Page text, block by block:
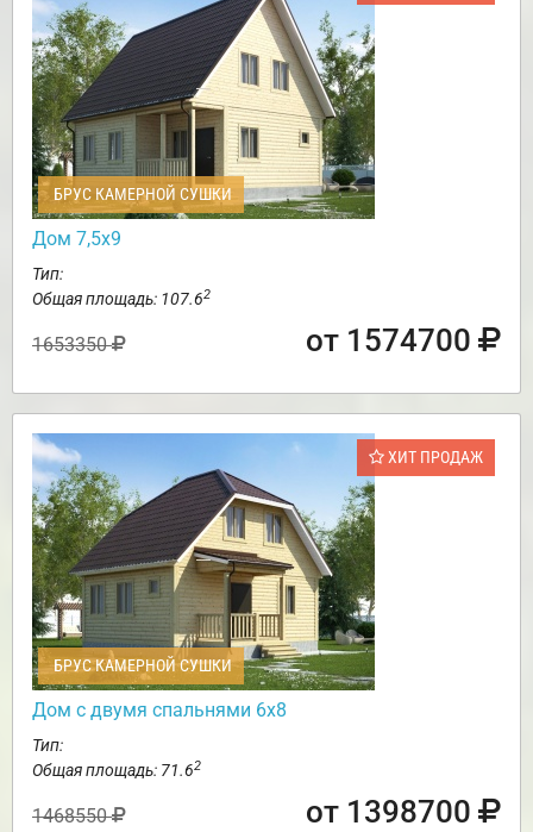
БРУС КАМЕРНОЙ СУШКИ
Дом 7,5х9
Тип:
Общая площадь: 107.62
1653350 от 1574700
ХИТ ПРОДАЖ
БРУС КАМЕРНОЙ СУШКИ
Дом с двумя спальнями 6х8
Тип:
Общая площадь: 71.62
1468550 от 1398700